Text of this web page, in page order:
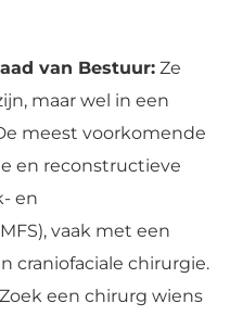
van Bestuur: Ze
maar wel in een
meest voorkomende
en reconstructieve
en
vaak met een
craniofaciale chirurgie.
Zoek een chirurg wiens